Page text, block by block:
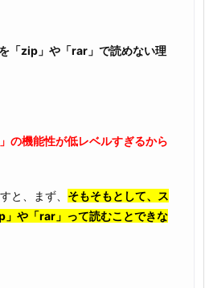
「zip」や「rar」で読めない理
の機能性が低レベルすぎるから
と、まず、 そもそもとして、ス
」や「rar」って読むことできな